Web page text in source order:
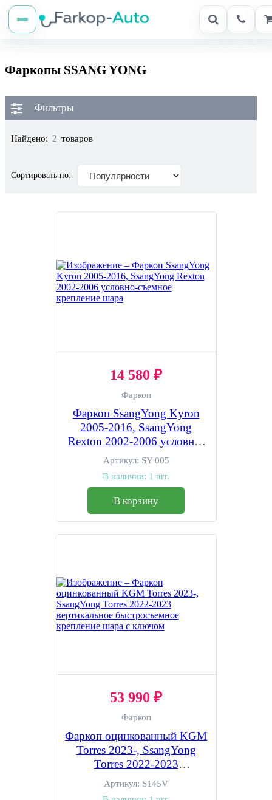
Фаркопы SSANG YONG
Фильтры
Найдено: 2 товаров
Сортировать по:
14 580 ₽
Фаркоп
Фаркоп SsangYong Kyron
2005-2016, SsangYong
Rexton 2002-2006 условно-
съемное крепление шара
Артикул: SY 005
В наличии: 1 шт.
В корзину
53 990 ₽
Фаркоп
Фаркоп оцинкованный KGM
Torres 2023-, SsangYong
Torres 2022-2023
вертикальное быстросъемное
крепление шара с ключом
Артикул: S145V